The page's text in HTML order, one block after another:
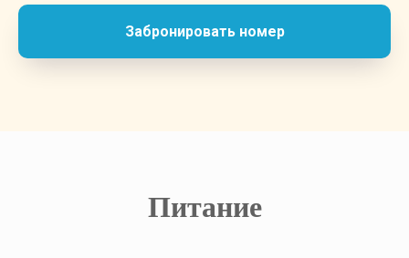
Забронировать номер
Питание